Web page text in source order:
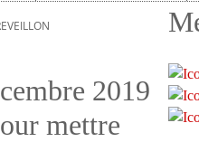
2019
mettre